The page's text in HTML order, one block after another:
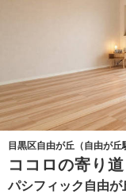
目黒区自由が丘（自由が丘
ココロの寄り道
パシフィック自由が